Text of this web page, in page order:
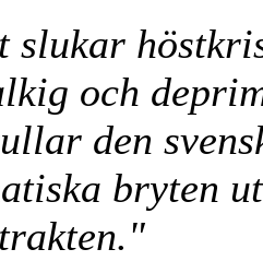
slukar
och
den
bryten